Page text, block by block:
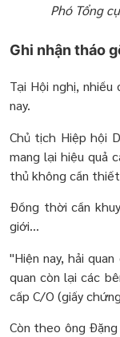
Phó Tổng
Ghi nhận tháo
Tại Hội nghị,
nay.
Chủ tịch Hiệp hội
mang lại hiệu quả
thủ không cần
Đồng thời cần
giới...
"Hiện nay, hải
quan còn lại các
cấp C/O (giấy
Còn theo ông